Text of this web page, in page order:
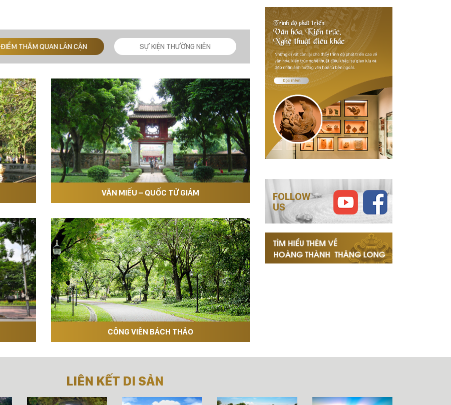
ĐIỂM THĂM QUAN LÂN CẬN SỰ KIỆN THƯỜNG NIÊN
VĂN MIẾU – QUỐC TỬ GIÁM
CÔNG VIÊN BÁCH THẢO
FOLLOW
US
LIÊN KẾT DI SẢN